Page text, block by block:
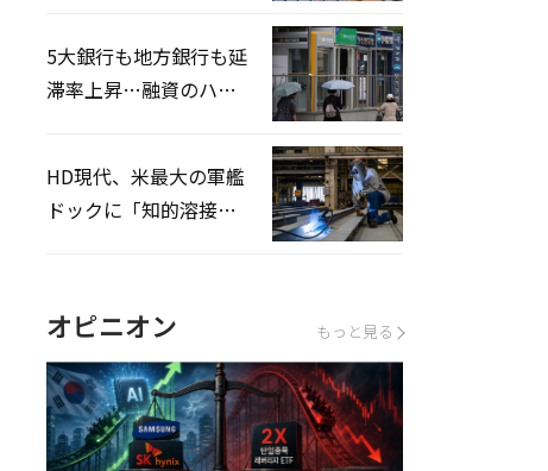
5大銀行も地方銀行も延
滞率上昇…融資のハー
HD現代、米最大の軍艦
ドックに「知的溶接」
オピニオン もっと見る